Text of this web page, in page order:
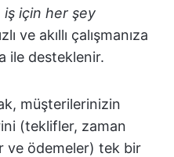
iş için her şey
ve akıllı çalışmanıza
ile desteklenir.
müşterilerinizin
(teklifler, zaman
ve ödemeler) tek bir